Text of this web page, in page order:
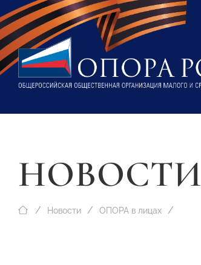
НОВОСТИ
Новости ОПОРА в лицах